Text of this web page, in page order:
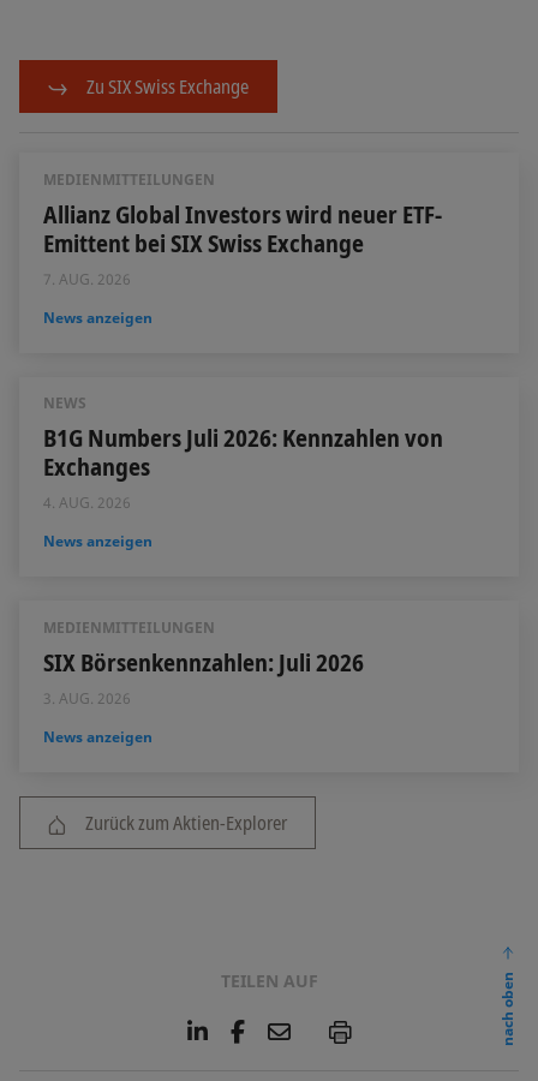
Zu SIX Swiss Exchange
MEDIENMITTEILUNGEN
Allianz Global Investors wird neuer ETF-
Emittent bei SIX Swiss Exchange
7. AUG. 2026
News anzeigen
NEWS
B1G Numbers Juli 2026: Kennzahlen von
Exchanges
4. AUG. 2026
News anzeigen
MEDIENMITTEILUNGEN
SIX Börsenkennzahlen: Juli 2026
3. AUG. 2026
News anzeigen
Zurück zum Aktien-Explorer
TEILEN AUF
L
F
E
P
nach oben